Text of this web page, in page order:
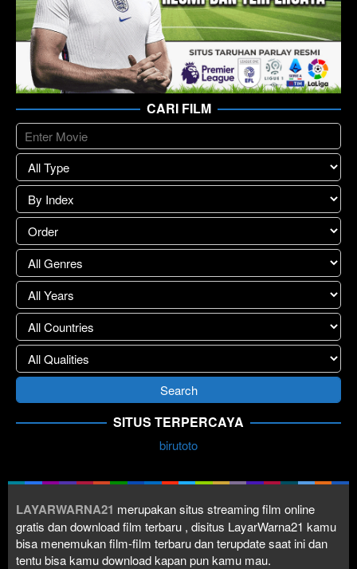
CARI FILM
SITUS TERPERCAYA
birutoto
LAYARWARNA21 merupakan situs streaming film online
gratis dan download film terbaru , disitus LayarWarna21 kamu
bisa menemukan film-film terbaru dan terupdate saat ini dan
tentu bisa kamu download kapan pun kamu mau.